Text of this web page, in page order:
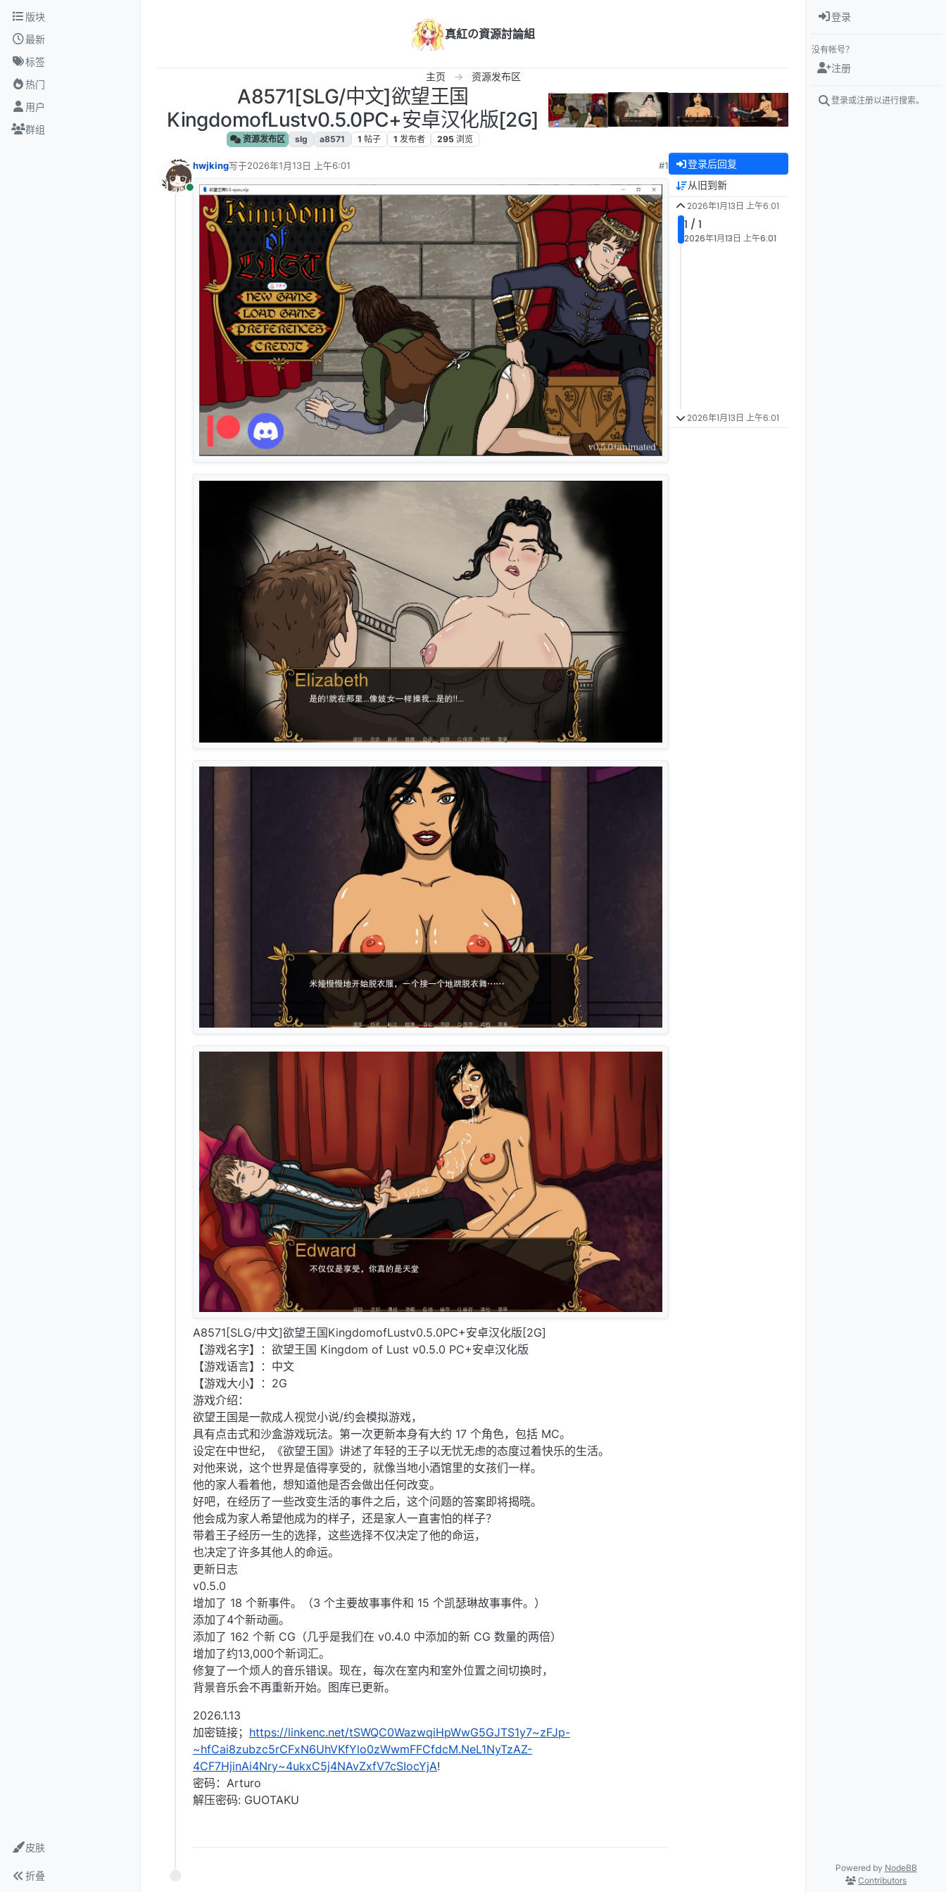
跳转至内容
版块
最新
标签
热门
用户
群组
皮肤
折叠
真紅の資源討論組
主页 资源发布区
A8571[SLG/中文]欲望王国
KingdomofLustv0.5.0PC+安卓汉化版[2G]
资源发布区 slg a8571 1 帖子 1 发布者 295 浏览
在线
hwjking写于2026年1月13日 上午6:01
最后由 编辑
#1
A8571[SLG/中文]欲望王国KingdomofLustv0.5.0PC+安卓汉化版[2G]
【游戏名字】：欲望王国 Kingdom of Lust v0.5.0 PC+安卓汉化版
【游戏语言】：中文
【游戏大小】：2G
游戏介绍：
欲望王国是一款成人视觉小说/约会模拟游戏，
具有点击式和沙盒游戏玩法。第一次更新本身有大约 17 个角色，包括 MC。
设定在中世纪，《欲望王国》讲述了年轻的王子以无忧无虑的态度过着快乐的生活。
对他来说，这个世界是值得享受的，就像当地小酒馆里的女孩们一样。
他的家人看着他，想知道他是否会做出任何改变。
好吧，在经历了一些改变生活的事件之后，这个问题的答案即将揭晓。
他会成为家人希望他成为的样子，还是家人一直害怕的样子？
带着王子经历一生的选择，这些选择不仅决定了他的命运，
也决定了许多其他人的命运。
更新日志
v0.5.0
增加了 18 个新事件。（3 个主要故事事件和 15 个凯瑟琳故事事件。）
添加了4个新动画。
添加了 162 个新 CG（几乎是我们在 v0.4.0 中添加的新 CG 数量的两倍）
增加了约13,000个新词汇。
修复了一个烦人的音乐错误。现在，每次在室内和室外位置之间切换时，
背景音乐会不再重新开始。图库已更新。
2026.1.13
加密链接； https://linkenc.net/tSWQC0WazwqiHpWwG5GJTS1y7~zFJp-
~hfCai8zubzc5rCFxN6UhVKfYlo0zWwmFFCfdcM.NeL1NyTzAZ-
4CF7HjinAi4Nry~4ukxC5j4NAvZxfV7cSIocYjA!
密码：Arturo
解压密码: GUOTAKU
登录后回复
从旧到新
2026年1月13日 上午6:01
1 / 1
2026年1月13日 上午6:01
2026年1月13日 上午6:01
登录
没有帐号？
注册
登录或注册以进行搜索。
Powered by NodeBB
Contributors